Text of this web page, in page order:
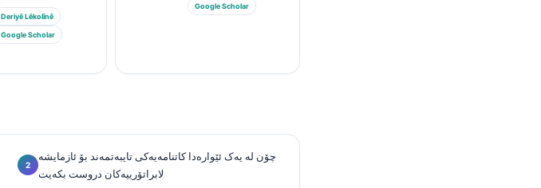
Deriyê Lêkolînê
Google Scholar
Google Scholar
چۆن لە یەک ئێوارەدا کاتنامەیەکی تایبەتمەند بۆ ئازمایشە
لابراتۆرییەکان دروست بکەیت